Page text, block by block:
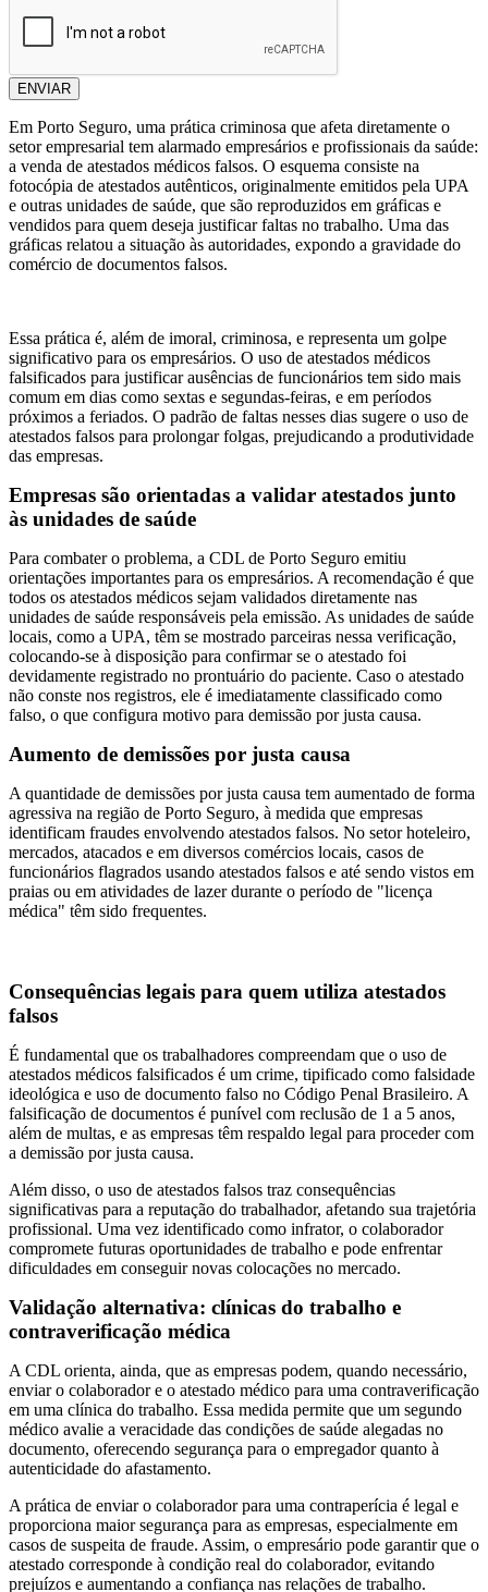
ENVIAR
Em Porto Seguro, uma prática criminosa que afeta diretamente o
setor empresarial tem alarmado empresários e profissionais da saúde:
a venda de atestados médicos falsos. O esquema consiste na
fotocópia de atestados autênticos, originalmente emitidos pela UPA
e outras unidades de saúde, que são reproduzidos em gráficas e
vendidos para quem deseja justificar faltas no trabalho. Uma das
gráficas relatou a situação às autoridades, expondo a gravidade do
comércio de documentos falsos.
Essa prática é, além de imoral, criminosa, e representa um golpe
significativo para os empresários. O uso de atestados médicos
falsificados para justificar ausências de funcionários tem sido mais
comum em dias como sextas e segundas-feiras, e em períodos
próximos a feriados. O padrão de faltas nesses dias sugere o uso de
atestados falsos para prolongar folgas, prejudicando a produtividade
das empresas.
Empresas são orientadas a validar atestados junto
às unidades de saúde
Para combater o problema, a CDL de Porto Seguro emitiu
orientações importantes para os empresários. A recomendação é que
todos os atestados médicos sejam validados diretamente nas
unidades de saúde responsáveis pela emissão. As unidades de saúde
locais, como a UPA, têm se mostrado parceiras nessa verificação,
colocando-se à disposição para confirmar se o atestado foi
devidamente registrado no prontuário do paciente. Caso o atestado
não conste nos registros, ele é imediatamente classificado como
falso, o que configura motivo para demissão por justa causa.
Aumento de demissões por justa causa
A quantidade de demissões por justa causa tem aumentado de forma
agressiva na região de Porto Seguro, à medida que empresas
identificam fraudes envolvendo atestados falsos. No setor hoteleiro,
mercados, atacados e em diversos comércios locais, casos de
funcionários flagrados usando atestados falsos e até sendo vistos em
praias ou em atividades de lazer durante o período de "licença
médica" têm sido frequentes.
Consequências legais para quem utiliza atestados
falsos
É fundamental que os trabalhadores compreendam que o uso de
atestados médicos falsificados é um crime, tipificado como falsidade
ideológica e uso de documento falso no Código Penal Brasileiro. A
falsificação de documentos é punível com reclusão de 1 a 5 anos,
além de multas, e as empresas têm respaldo legal para proceder com
a demissão por justa causa.
Além disso, o uso de atestados falsos traz consequências
significativas para a reputação do trabalhador, afetando sua trajetória
profissional. Uma vez identificado como infrator, o colaborador
compromete futuras oportunidades de trabalho e pode enfrentar
dificuldades em conseguir novas colocações no mercado.
Validação alternativa: clínicas do trabalho e
contraverificação médica
A CDL orienta, ainda, que as empresas podem, quando necessário,
enviar o colaborador e o atestado médico para uma contraverificação
em uma clínica do trabalho. Essa medida permite que um segundo
médico avalie a veracidade das condições de saúde alegadas no
documento, oferecendo segurança para o empregador quanto à
autenticidade do afastamento.
A prática de enviar o colaborador para uma contraperícia é legal e
proporciona maior segurança para as empresas, especialmente em
casos de suspeita de fraude. Assim, o empresário pode garantir que o
atestado corresponde à condição real do colaborador, evitando
prejuízos e aumentando a confiança nas relações de trabalho.